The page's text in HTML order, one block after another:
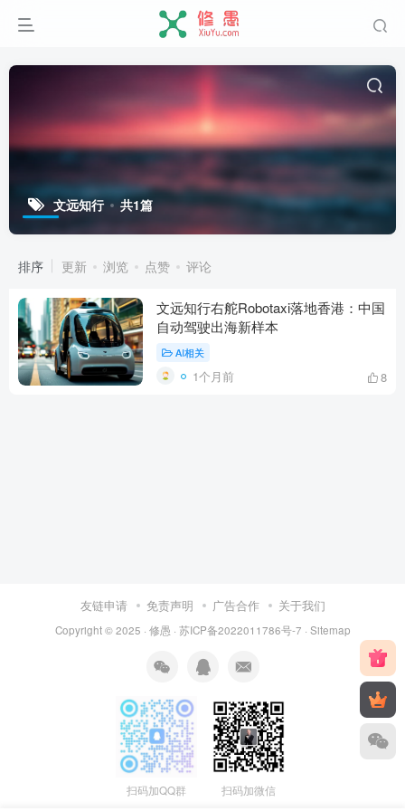
文远知行 共1篇
排序 更新 浏览 点赞 评论
文远知行右舵Robotaxi落地香港：中国
自动驾驶出海新样本
AI相关
1个月前 8
友链申请 免责声明 广告合作 关于我们
Copyright © 2025 · 修愚 · 苏ICP备2022011786号-7 · Sitemap
扫码加QQ群 扫码加微信